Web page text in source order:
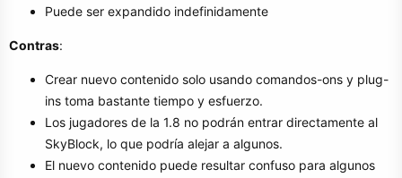
Puede ser expandido indefinidamente
Contras:
Crear nuevo contenido solo usando comandos-ons y plug-
ins toma bastante tiempo y esfuerzo.
Los jugadores de la 1.8 no podrán entrar directamente al
SkyBlock, lo que podría alejar a algunos.
El nuevo contenido puede resultar confuso para algunos